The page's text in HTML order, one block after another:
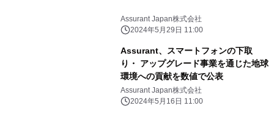
Assurant Japan株式会社
2024年5月29日 11:00
Assurant、スマートフォンの下取
り・ アップグレード事業を通じた地球
環境への貢献を数値で公表
Assurant Japan株式会社
2024年5月16日 11:00